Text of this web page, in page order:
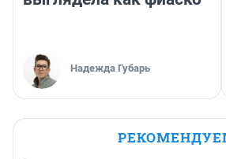
Надежда Губарь